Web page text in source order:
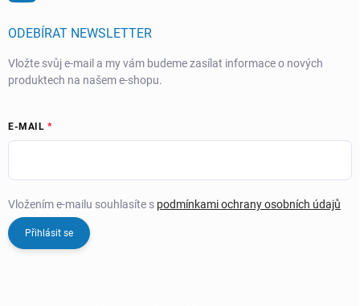
ODEBÍRAT NEWSLETTER
Vložte svůj e-mail a my vám budeme zasílat informace o nových
produktech na našem e-shopu.
E-MAIL
Vložením e-mailu souhlasíte s podmínkami ochrany osobních údajů
Přihlásit se